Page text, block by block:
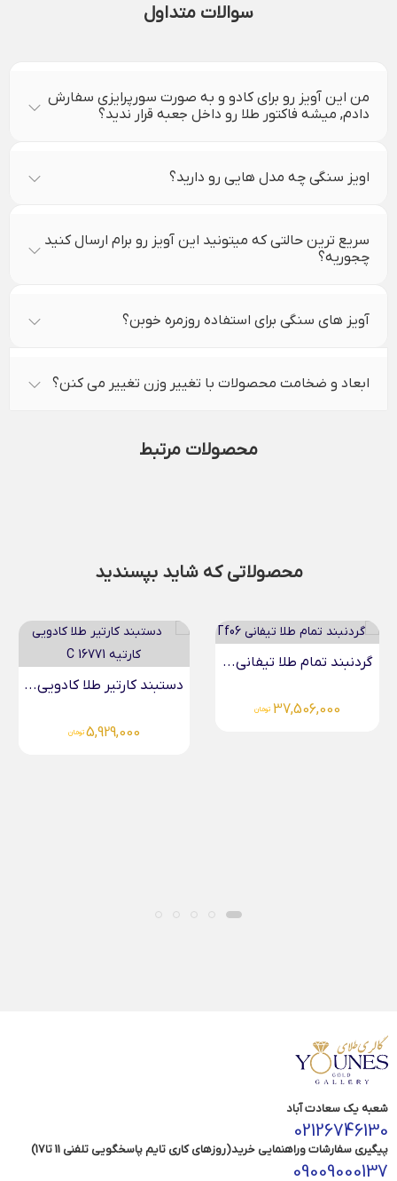
سوالات متداول
من این آویز رو برای کادو و به صورت سورپرایزی سفارش
دادم, میشه فاکتور طلا رو داخل جعبه قرار ندید؟
اویز سنگی چه مدل هایی رو دارید؟
سریع ترین حالتی که میتونید این آویز رو برام ارسال کنید
چجوریه؟
آویز های سنگی برای استفاده روزمره خوبن؟
ابعاد و ضخامت محصولات با تغییر وزن تغییر می کنن؟
محصولات مرتبط
محصولاتی که شاید بپسندید
طلا تیفانی...
دستبند کارتیر طلا کادویی...
شعبه یک سعادت آباد
02126746130
پیگیری سفارشات وراهنمایی خرید(روزهای کاری تایم پاسخگویی تلفنی 11 تا17)
09009000137